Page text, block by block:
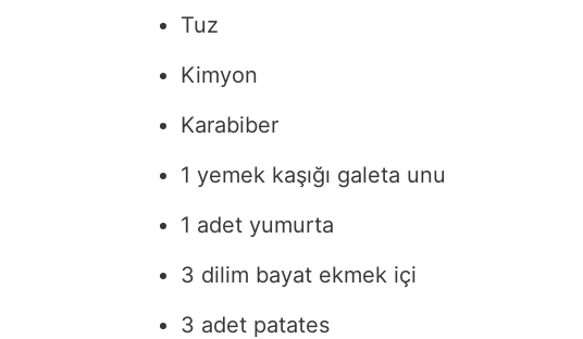
Tuz
Kimyon
Karabiber
1 yemek kaşığı galeta unu
1 adet yumurta
3 dilim bayat ekmek içi
3 adet patates